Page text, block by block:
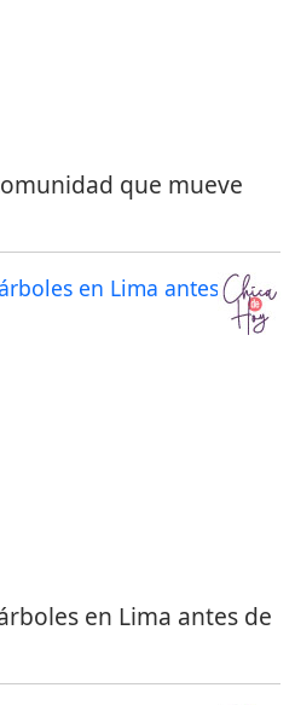
que mueve
en Lima antes de